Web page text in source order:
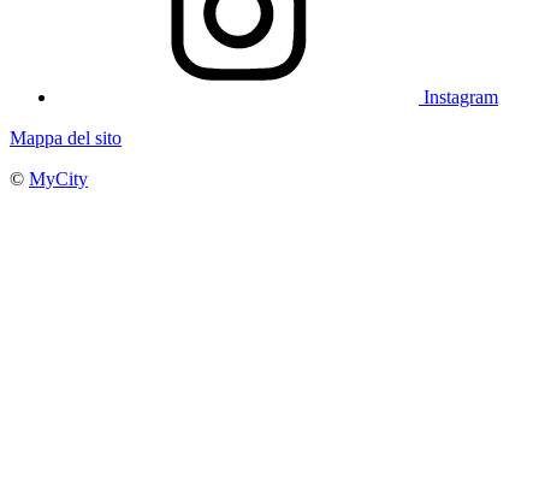
Instagram
Mappa del sito
© MyCity